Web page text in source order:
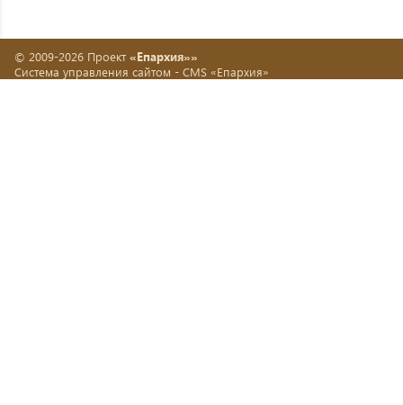
© 2009-2026 Проект «Епархия»»
Система управления сайтом - CMS «Епархия»